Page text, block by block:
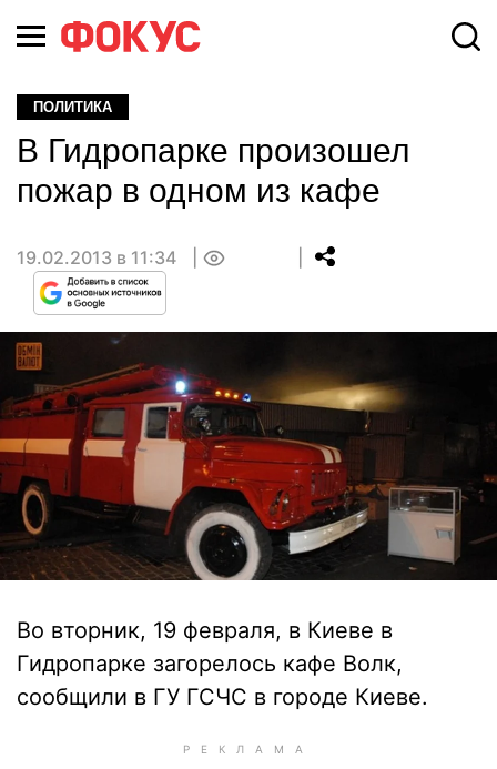
ПОЛИТИКА
В Гидропарке произошел
пожар в одном из кафе
19.02.2013 в 11:34
Во вторник, 19 февраля, в Киеве в
Гидропарке загорелось кафе Волк,
сообщили в ГУ ГСЧС в городе Киеве.